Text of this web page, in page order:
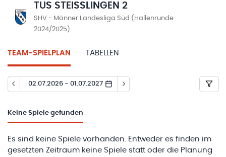
TUS STEISSLINGEN 2
SHV - Männer Landesliga Süd (Hallenrunde
2024/2025)
TEAM-SPIELPLAN TABELLEN
02.07.2026 - 01.07.2027
Keine Spiele gefunden
Es sind keine Spiele vorhanden. Entweder es finden im
gesetzten Zeitraum keine Spiele statt oder die Planung